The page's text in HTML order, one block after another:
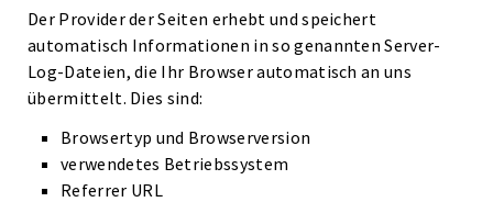
Der Provider der Seiten erhebt und speichert
automatisch Informationen in so genannten Server-
Log-Dateien, die Ihr Browser automatisch an uns
übermittelt. Dies sind:
Browsertyp und Browserversion
verwendetes Betriebssystem
Referrer URL